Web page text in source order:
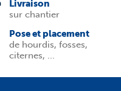
Livraison
sur chantier
Pose et placement
de hourdis, fosses,
citernes, ...